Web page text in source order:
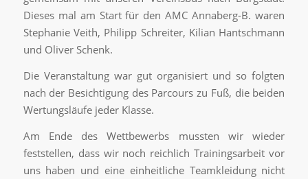
Dieses mal am Start für den AMC Annaberg-B. waren
Stephanie Veith, Philipp Schreiter, Kilian Hantschmann
und Oliver Schenk.
Die Veranstaltung war gut organisiert und so folgten
nach der Besichtigung des Parcours zu Fuß, die beiden
Wertungsläufe jeder Klasse.
Am Ende des Wettbewerbs mussten wir wieder
feststellen, dass wir noch reichlich Trainingsarbeit vor
uns haben und eine einheitliche Teamkleidung nicht